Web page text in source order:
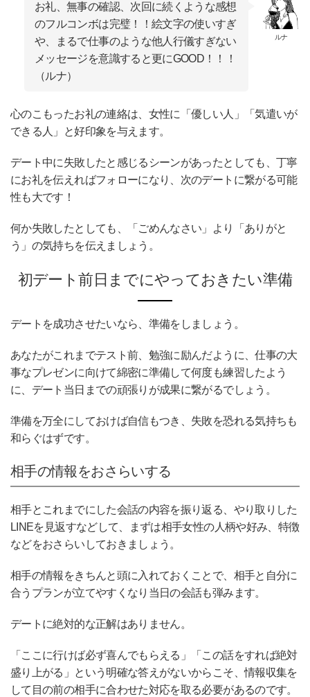
ルナ
お礼、無事の確認、次回に続くような感想
のフルコンボは完璧！！絵文字の使いすぎ
や、まるで仕事のような他人行儀すぎない
メッセージを意識すると更にGOOD！！！
（ルナ）
心のこもったお礼の連絡は、女性に「優しい人」「気遣いが
できる人」と好印象を与えます。
デート中に失敗したと感じるシーンがあったとしても、丁寧
にお礼を伝えればフォローになり、次のデートに繋がる可能
性も大です！
何か失敗したとしても、「ごめんなさい」より「ありがと
う」の気持ちを伝えましょう。
初デート前日までにやっておきたい準備
デートを成功させたいなら、準備をしましょう。
あなたがこれまでテスト前、勉強に励んだように、仕事の大
事なプレゼンに向けて綿密に準備して何度も練習したよう
に、デート当日までの頑張りが成果に繋がるでしょう。
準備を万全にしておけば自信もつき、失敗を恐れる気持ちも
和らぐはずです。
相手の情報をおさらいする
相手とこれまでにした会話の内容を振り返る、やり取りした
LINEを見返すなどして、まずは相手女性の人柄や好み、特徴
などをおさらいしておきましょう。
相手の情報をきちんと頭に入れておくことで、相手と自分に
合うプランが立てやすくなり当日の会話も弾みます。
デートに絶対的な正解はありません。
「ここに行けば必ず喜んでもらえる」「この話をすれば絶対
盛り上がる」という明確な答えがないからこそ、情報収集を
して目の前の相手に合わせた対応を取る必要があるのです。